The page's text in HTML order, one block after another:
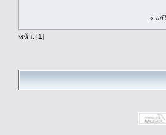
« แก้
หน้า: [1]